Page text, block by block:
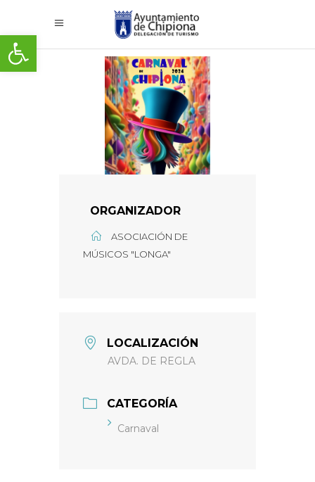
Abrir barra de herramientas
ORGANIZADOR
ASOCIACIÓN DE
MÚSICOS "LONGA"
LOCALIZACIÓN
AVDA. DE REGLA
CATEGORÍA
Carnaval